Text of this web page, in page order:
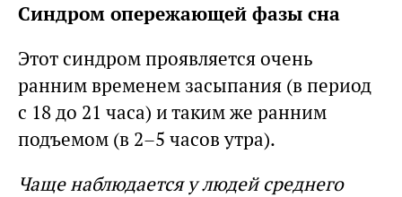
Синдром опережающей фазы сна
Этот синдром проявляется очень
ранним временем засыпания (в период
с 18 до 21 часа) и таким же ранним
подъемом (в 2–5 часов утра).
Чаще наблюдается у людей среднего